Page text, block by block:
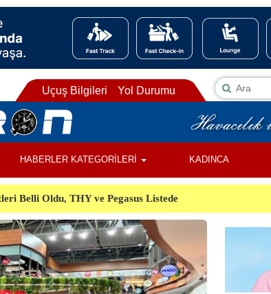
Uçuş Bilgileri Yol Durumu
HABERLER KATEGORİLERİ KADINCA
Belli Oldu, THY ve Pegasus Listede
Havalimanında Şüpheli Cisim Alarmı
Görevli 2 Helikopter Havada Çarpıştı